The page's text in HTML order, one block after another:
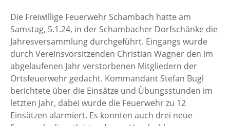
Die Freiwillige Feuerwehr Schambach hatte am
Samstag, 5.1.24, in der Schambacher Dorfschänke die
Jahresversammlung durchgeführt. Eingangs wurde
durch Vereinsvorsitzenden Christian Wagner den im
abgelaufenen Jahr verstorbenen Mitgliedern der
Ortsfeuerwehr gedacht. Kommandant Stefan Bugl
berichtete über die Einsätze und Übungsstunden im
letzten Jahr, dabei wurde die Feuerwehr zu 12
Einsätzen alarmiert. Es konnten auch drei neue